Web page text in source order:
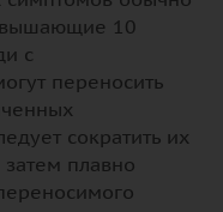
10
с
переносить
сократить их
плавно